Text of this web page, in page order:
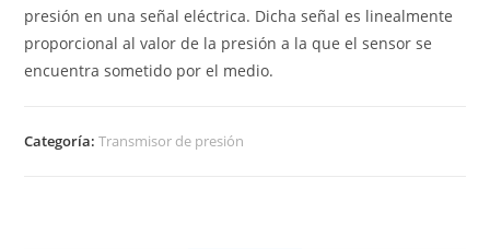
presión en una señal eléctrica. Dicha señal es linealmente
proporcional al valor de la presión a la que el sensor se
encuentra sometido por el medio.
Categoría:Transmisor de presión